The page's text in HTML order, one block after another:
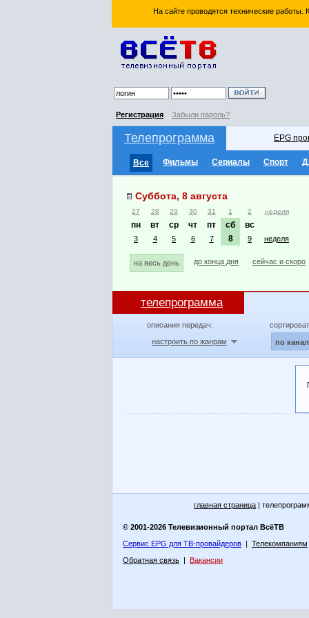
На сайте проводятся технические
Регистрация Забыли пароль?
Телепрограмма EPG
Все Фильмы Сериалы Спорт
Суббота, 8 августа
27 28 29 30 31 1 2 неделя
пн вт ср чт пт сб вс
3 4 5 6 7 8 9 неделя
на весь день до конца дня сейчас и скоро
телепрограмма
описания передач:
настроить по жанрам
по
главная страница |
© 2001-2026 Телевизионный портал ВсёТВ
Сервис EPG для ТВ-провайдеров | Телекомпаниям
Обратная связь | Вакансии